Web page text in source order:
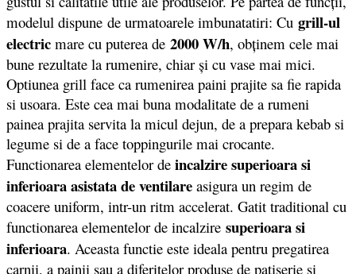
modelul dispune de urmatoarele imbunatatiri: Cu grill-ul
electric mare cu puterea de 2000 W/h, obţinem cele mai
bune rezultate la rumenire, chiar şi cu vase mai mici.
Optiunea grill face ca rumenirea paini prajite sa fie rapida
si usoara. Este cea mai buna modalitate de a rumeni
painea prajita servita la micul dejun, de a prepara kebab si
legume si de a face toppingurile mai crocante.
Functionarea elementelor de incalzire superioara si
inferioara asistata de ventilare asigura un regim de
coacere uniform, intr-un ritm accelerat. Gatit traditional cu
functionarea elementelor de incalzire superioara si
inferioara. Aceasta functie este ideala pentru pregatirea
carnii, a painii sau a diferitelor produse de patiserie si